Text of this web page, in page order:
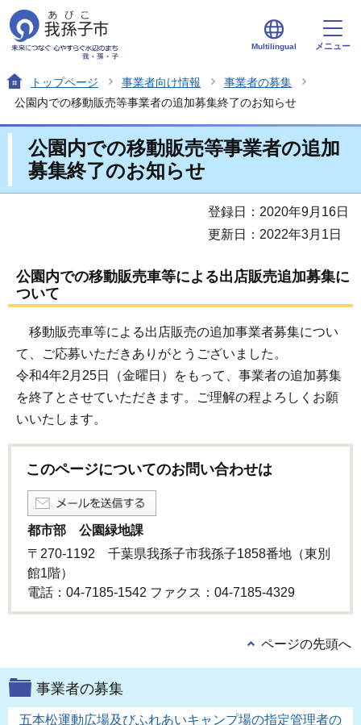
Multilingual メニュー
トップページ 事業者向け情報
事業者の募集
公園内での移動販売等事業者の追加募集終了のお知らせ
公園内での移動販売等事業者の追加
募集終了のお知らせ
登録日：2020年9月16日
更新日：2022年3月1日
公園内での移動販売車等による出店販売追加募集に
ついて
移動販売車等による出店販売の追加事業者募集につい
て、ご応募いただきありがとうございました。
令和4年2月25日（金曜日）をもって、事業者の追加募集
を終了とさせていただきます。ご理解の程よろしくお願
いいたします。
このページについてのお問い合わせは
都市部 公園緑地課
〒270-1192 千葉県我孫子市我孫子1858番地（東別
館1階）
電話：04-7185-1542 ファクス：04-7185-4329
ページの先頭へ
事業者の募集
五本松運動広場及びふれあいキャンプ場の指定管理者の